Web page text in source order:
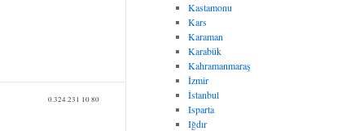
0.324.231 10 80
Kastamonu
Kars
Karaman
Karabük
Kahramanmaraş
İzmir
İstanbul
Isparta
Iğdır